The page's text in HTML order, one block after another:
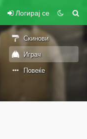
Логирај се
Скинови
Играч
Повеќе